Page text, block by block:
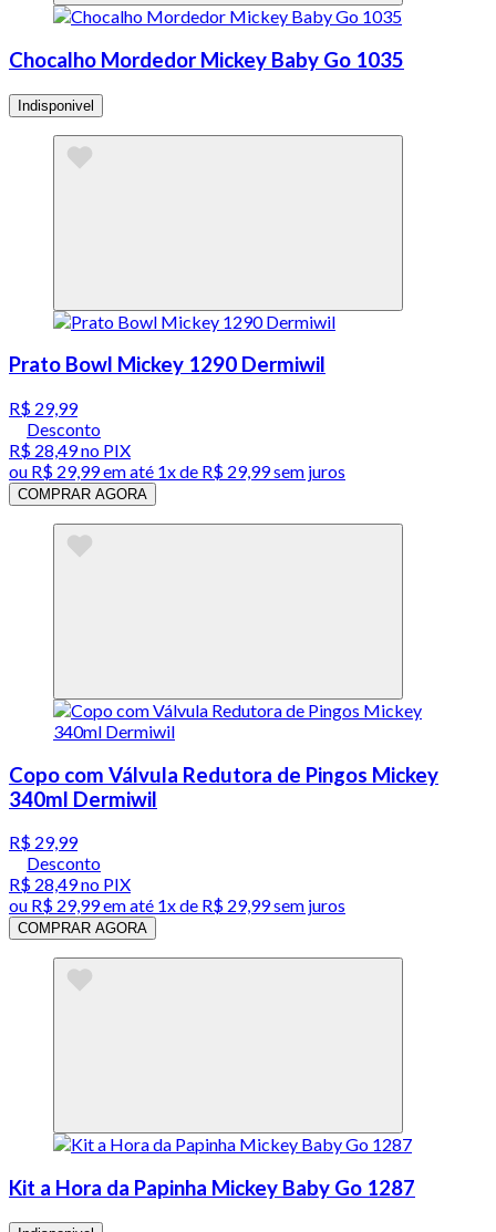
Chocalho Mordedor Mickey Baby Go 1035
Indisponivel
Prato Bowl Mickey 1290 Dermiwil
R$ 29,99
Desconto
R$ 28,49no PIX
ou R$ 29,99em até 1x de R$ 29,99sem juros
COMPRAR AGORA
Copo com Válvula Redutora de Pingos Mickey
340ml Dermiwil
R$ 29,99
Desconto
R$ 28,49no PIX
ou R$ 29,99em até 1x de R$ 29,99sem juros
COMPRAR AGORA
Kit a Hora da Papinha Mickey Baby Go 1287